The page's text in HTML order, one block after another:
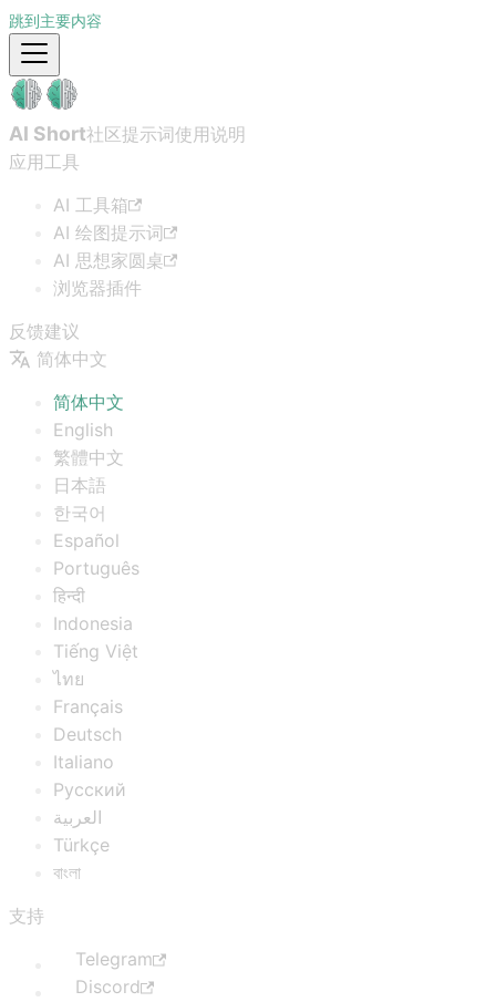
跳到主要内容
AI Short社区提示词使用说明
应用工具
AI 工具箱
AI 绘图提示词
AI 思想家圆桌
浏览器插件
反馈建议
简体中文
简体中文
English
繁體中文
日本語
한국어
Español
Português
हिन्दी
Indonesia
Tiếng Việt
ไทย
Français
Deutsch
Italiano
Русский
العربية
Türkçe
বাংলা
支持
Telegram
Discord